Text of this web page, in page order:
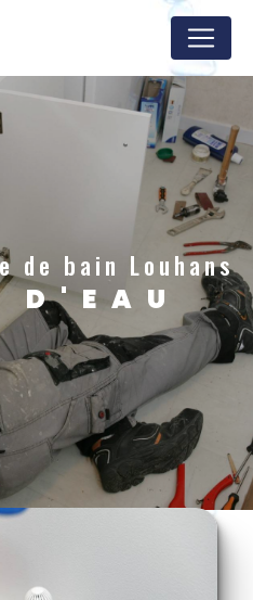
de bain Louhans
D'EAU